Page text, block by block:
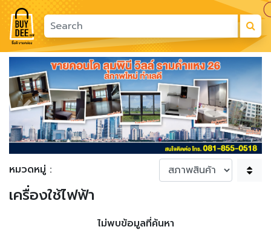
Previous Next
หมวดหมู่ :
เครื่องใช้ไฟฟ้า
ไม่พบข้อมูลที่ค้นหา